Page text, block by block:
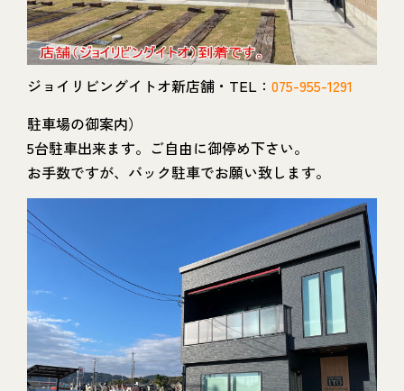
ジョイリビングイトオ新店舗・TEL： 075-955-1291
駐車場の御案内）
5台駐車出来ます。ご自由に御停め下さい。
お手数ですが、バック駐車でお願い致します。